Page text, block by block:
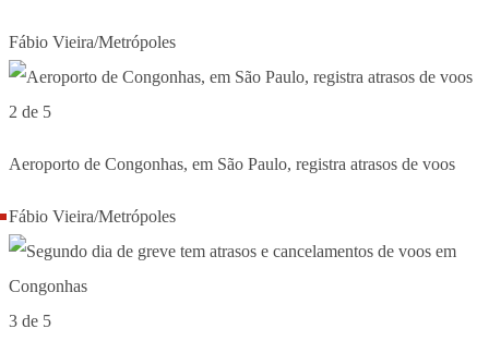
Fábio Vieira/Metrópoles
2 de 5
Aeroporto de Congonhas, em São Paulo, registra atrasos de voos
Fábio Vieira/Metrópoles
3 de 5